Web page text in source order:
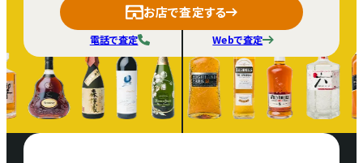
お店で査定する
Webで査定
電話で査定